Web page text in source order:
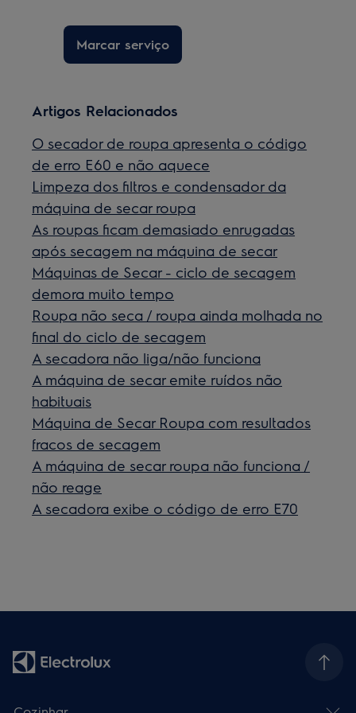
Marcar serviço
Artigos Relacionados
O secador de roupa apresenta o código
de erro E60 e não aquece
Limpeza dos filtros e condensador da
máquina de secar roupa
As roupas ficam demasiado enrugadas
após secagem na máquina de secar
Máquinas de Secar - ciclo de secagem
demora muito tempo
Roupa não seca / roupa ainda molhada no
final do ciclo de secagem
A secadora não liga/não funciona
A máquina de secar emite ruídos não
habituais
Máquina de Secar Roupa com resultados
fracos de secagem
A máquina de secar roupa não funciona /
não reage
A secadora exibe o código de erro E70